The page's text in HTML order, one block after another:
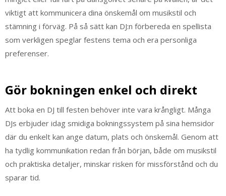
viktigt att kommunicera dina önskemål om musikstil och
stämning i förväg. På så sätt kan DJ:n förbereda en spellista
som verkligen speglar festens tema och era personliga
preferenser.
Gör bokningen enkel och direkt
Att boka en DJ till festen behöver inte vara krångligt. Många
DJs erbjuder idag smidiga bokningssystem på sina hemsidor
där du enkelt kan ange datum, plats och önskemål. Genom att
ha tydlig kommunikation redan från början, både om musikstil
och praktiska detaljer, minskar risken för missförstånd och du
sparar tid.